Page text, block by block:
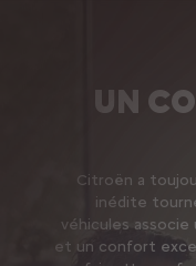
UN
Citroën a
inédite
véhicules associe
et un confort